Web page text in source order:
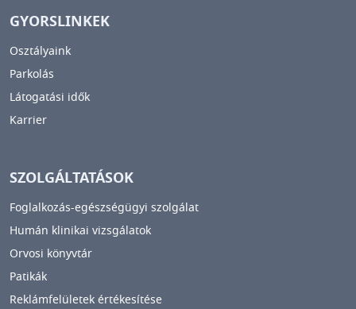
GYORSLINKEK
Osztályaink
Parkolás
Látogatási idők
Karrier
SZOLGÁLTATÁSOK
Foglalkozás-egészségügyi szolgálat
Humán klinikai vizsgálatok
Orvosi könyvtár
Patikák
Reklámfelületek értékesítése